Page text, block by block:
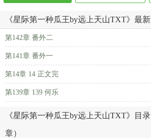
《星际第一种瓜王by远上天山TXT》最
第142章 番外二
第141章 番外一
第14章 14 正文完
第139章 139 何乐
《星际第一种瓜王by远上天山TXT》目
章）